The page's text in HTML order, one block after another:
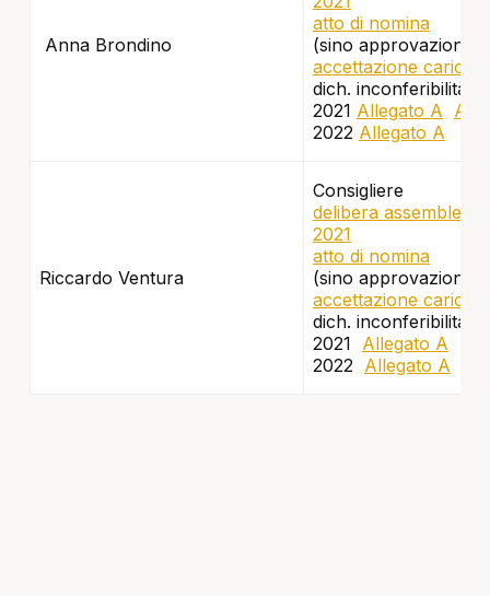
Anna Brondino
atto di nomina
(sino approvazione
accettazione carica
dich. inconferibilità e
2021 Allegato A
2022 Allegato A
Riccardo Ventura
Consigliere
delibera
2021
atto di nomina
(sino approvazione
accettazione carica
dich. inconferibilità e
2021 Allegato A
2022 Allegato A